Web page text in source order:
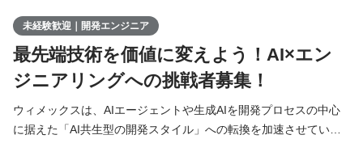
未経験歓迎｜開発エンジニア
最先端技術を価値に変えよう！AI×エン
ジニアリングへの挑戦者募集！
ウィメックスは、AIエージェントや生成AIを開発プロセスの中心
に据えた「AI共生型の開発スタイル」への転換を加速させていま